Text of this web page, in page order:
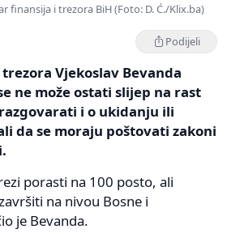
finansija i trezora BiH (Foto: D. Ć./Klix.ba)
Podijeli
Vjekoslav Bevanda
ne može ostati slijep na rast
i o ukidanju ili
da se moraju poštovati zakoni
porasti na 100 posto, ali
na nivou Bosne i
je Bevanda.